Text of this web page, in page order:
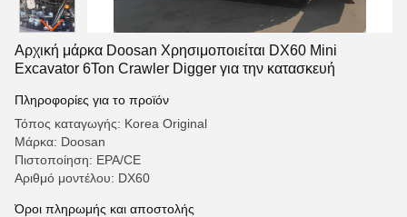
Αρχική μάρκα Doosan Χρησιμοποιείται DX60 Mini
Excavator 6Ton Crawler Digger για την κατασκευή
Πληροφορίες για το προϊόν
Τόπος καταγωγής: Korea Original
Μάρκα: Doosan
Πιστοποίηση: EPA/CE
Αριθμό μοντέλου: DX60
Όροι πληρωμής και αποστολής